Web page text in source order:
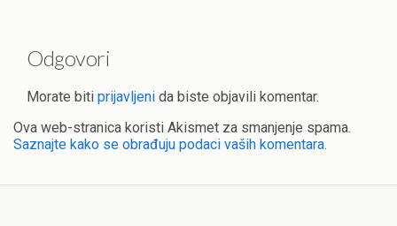
Odgovori
Morate biti prijavljeni da biste objavili komentar.
Ova web-stranica koristi Akismet za smanjenje spama.
Saznajte kako se obrađuju podaci vaših komentara.